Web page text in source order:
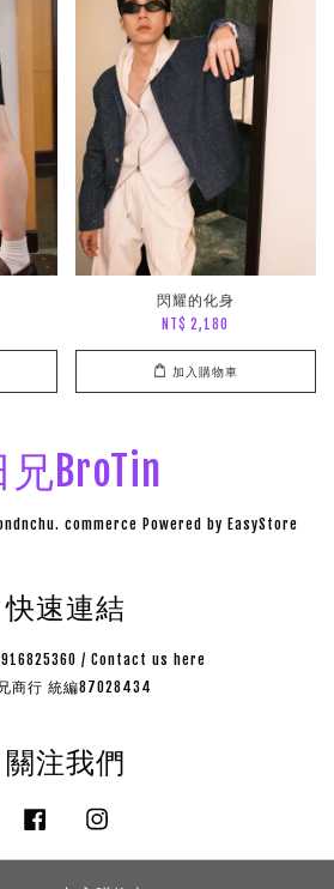
閃耀的化身
NT$ 2,180
加入購物車
兄BroTin
commerce Powered by EasyStore
快速連結
/ Contact us here
商行 統編87028434
關注我們
Facebook